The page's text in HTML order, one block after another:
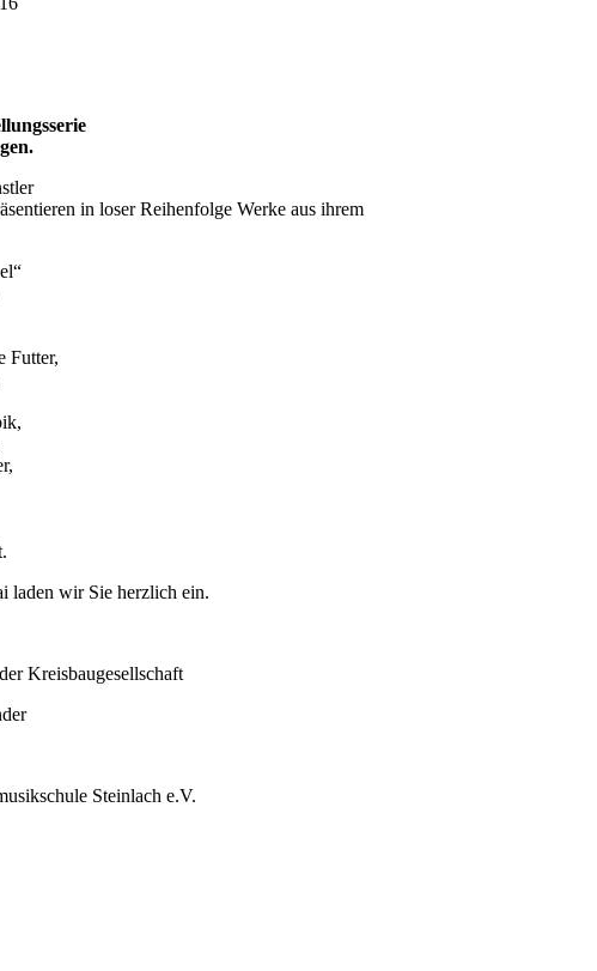
in loser Reihenfolge Werke aus ihrem
Futter,
laden wir Sie herzlich ein.
Kreisbaugesellschaft
Steinlach e.V.